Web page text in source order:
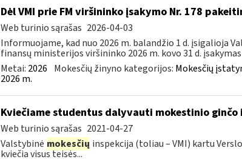
Dėl VMI prie FM viršininko įsakymo Nr. 178
Web turinio sąrašas 2026-04-03
Informuojame, kad nuo 2026 m. balandžio 1 d. įsigalioja
finansų ministerijos viršininko 2026 m. kovo 31 d. įsakymas
Metai: 2026 Mokesčių žinyno kategorijos: Mokesčių
2026 m.
Kviečiame studentus dalyvauti mokestinio ginčo
Web turinio sąrašas 2021-04-27
Valstybinė mokesčių inspekcija (toliau – VMI) kartu
kviečia visus teisės...